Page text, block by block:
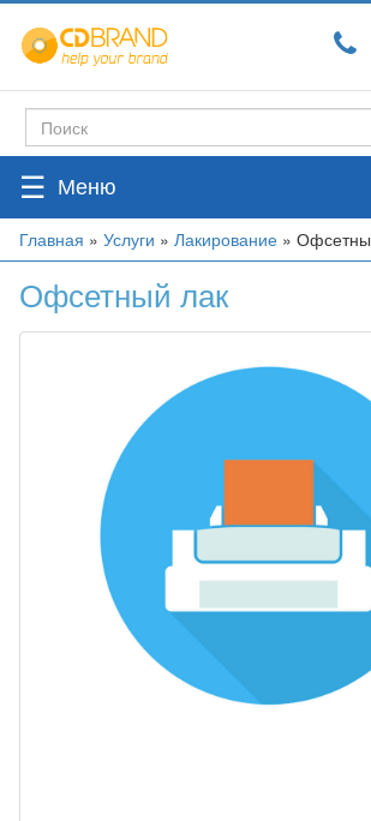
Перейти
основному
Форма
поиска
Поиск
☰
Вы
Главная » Услуги » Лакирование »
Офсетный лак